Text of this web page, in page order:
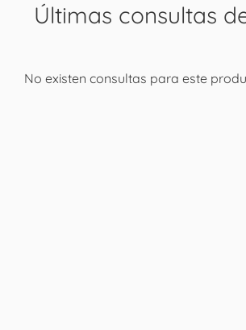
Últimas consultas
No existen consultas para este